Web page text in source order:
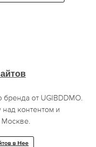
от UGIBDDMO.
контентом и
в Нее